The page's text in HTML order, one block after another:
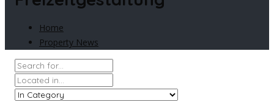
Home
Property News